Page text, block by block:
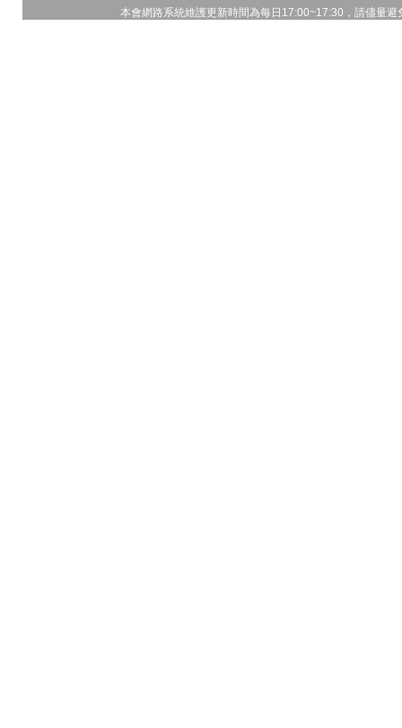
本會網路系統維護更新時間為每日17:00~17:30，請儘量